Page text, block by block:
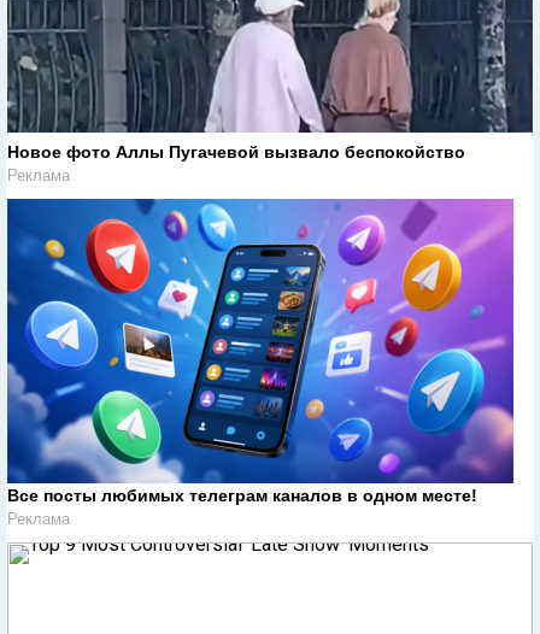
Новое фото Аллы Пугачевой вызвало беспокойство
Реклама
Все посты любимых телеграм каналов в одном месте!
Реклама